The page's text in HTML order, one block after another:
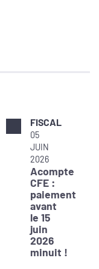
FISCAL
05
JUIN
2026
Acompte
CFE :
paiement
avant
le 15
juin
2026
minuit !